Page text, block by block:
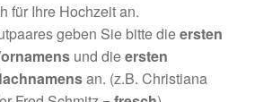
für Ihre Hochzeit an.
geben Sie bitte dieersten
und dieersten
an. (z.B. Christiana